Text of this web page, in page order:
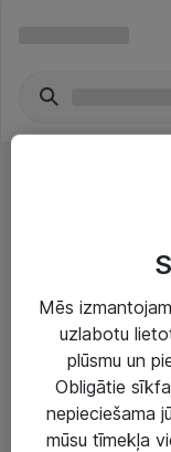
Risinājumi &
IT serviss un
Mēs
uzlabotu
plūsmu un
Obligātie
nepieciešama
mūsu tīmekļa